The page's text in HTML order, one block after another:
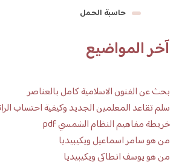
حاسبة الحمل
آخر المواضيع
بحث عن الفنون الاسلامية كامل بالعناصر
سلم تقاعد المعلمين الجديد وكيفية احتساب
خريطة مفاهيم النظام الشمسي pdf
من هو سامر اسماعيل ويكيبيديا
من هو يوسف انطاكي ويكيبيديا